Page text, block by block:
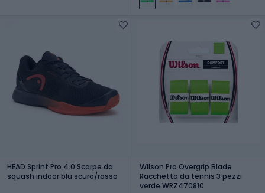
HEAD Sprint Pro 4.0 Scarpe da
squash indoor blu scuro/rosso
Wilson Pro Overgrip Blade
Racchetta da tennis 3 pezzi
verde WRZ470810